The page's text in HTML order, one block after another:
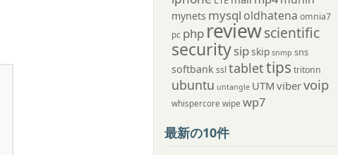
mynets mysql oldhatena omnia7
pc php reviewscientific
securitysipskip snmp sns
softbankssl tablettips tritonn
ubuntu untangle UTM vibervoip
whispercore wipe wp7
最新の10件